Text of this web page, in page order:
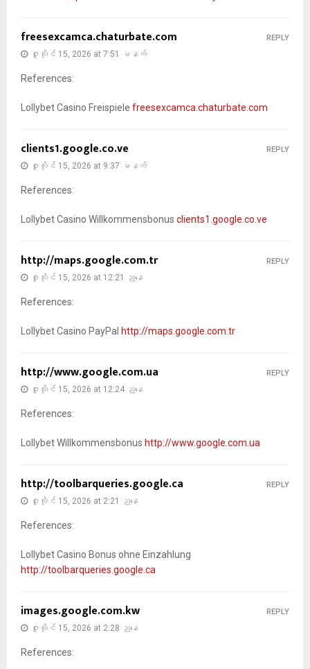
freesexcamca.chaturbate.com
ဇူလိုင် 15, 2026 at 7:51 မနက်
References:
Lollybet Casino Freispiele freesexcamca.chaturbate.com
REPLY
clients1.google.co.ve
ဇူလိုင် 15, 2026 at 9:37 မနက်
References:
Lollybet Casino Willkommensbonus clients1.google.co.ve
REPLY
http://maps.google.com.tr
ဇူလိုင် 15, 2026 at 12:21 ညနေ
References:
Lollybet Casino PayPal http://maps.google.com.tr
REPLY
http://www.google.com.ua
ဇူလိုင် 15, 2026 at 12:24 ညနေ
References:
Lollybet Willkommensbonus http://www.google.com.ua
REPLY
http://toolbarqueries.google.ca
ဇူလိုင် 15, 2026 at 2:21 ညနေ
References:
Lollybet Casino Bonus ohne Einzahlung
http://toolbarqueries.google.ca
REPLY
images.google.com.kw
ဇူလိုင် 15, 2026 at 2:28 ညနေ
References:
REPLY